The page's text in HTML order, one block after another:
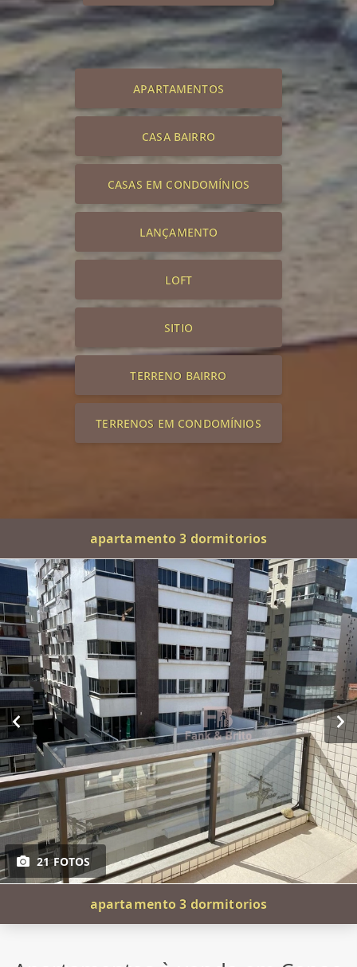
APARTAMENTOS
CASA BAIRRO
CASAS EM CONDOMÍNIOS
LANÇAMENTO
LOFT
SITIO
TERRENO BAIRRO
TERRENOS EM CONDOMÍNIOS
apartamento 3 dormitorios
21 FOTOS
apartamento 3 dormitorios